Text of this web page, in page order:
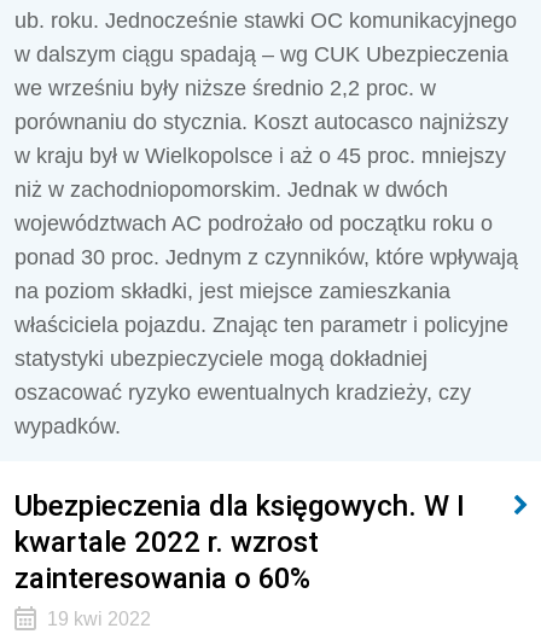
ub. roku. Jednocześnie stawki OC komunikacyjnego
w dalszym ciągu spadają – wg CUK Ubezpieczenia
we wrześniu były niższe średnio 2,2 proc. w
porównaniu do stycznia. Koszt autocasco najniższy
w kraju był w Wielkopolsce i aż o 45 proc. mniejszy
niż w zachodniopomorskim. Jednak w dwóch
województwach AC podrożało od początku roku o
ponad 30 proc. Jednym z czynników, które wpływają
na poziom składki, jest miejsce zamieszkania
właściciela pojazdu. Znając ten parametr i policyjne
statystyki ubezpieczyciele mogą dokładniej
oszacować ryzyko ewentualnych kradzieży, czy
wypadków.
Ubezpieczenia dla księgowych. W I
kwartale 2022 r. wzrost
zainteresowania o 60%
19 kwi 2022